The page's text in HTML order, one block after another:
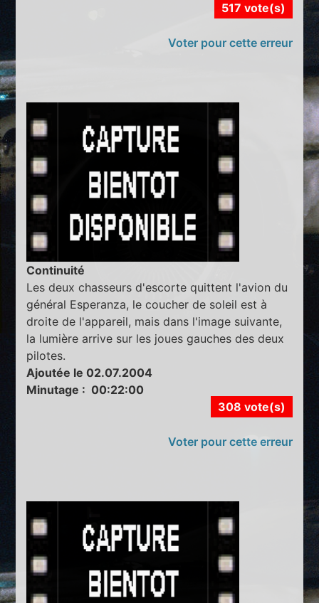
517 vote(s)
Voter pour cette erreur
Continuité
Les deux chasseurs d'escorte quittent l'avion du
général Esperanza, le coucher de soleil est à
droite de l'appareil, mais dans l'image suivante,
la lumière arrive sur les joues gauches des deux
pilotes.
Ajoutée le 02.07.2004
Minutage : 00:22:00
308 vote(s)
Voter pour cette erreur